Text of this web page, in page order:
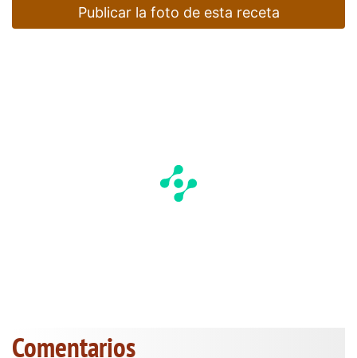
Publicar la foto de esta receta
Comentarios